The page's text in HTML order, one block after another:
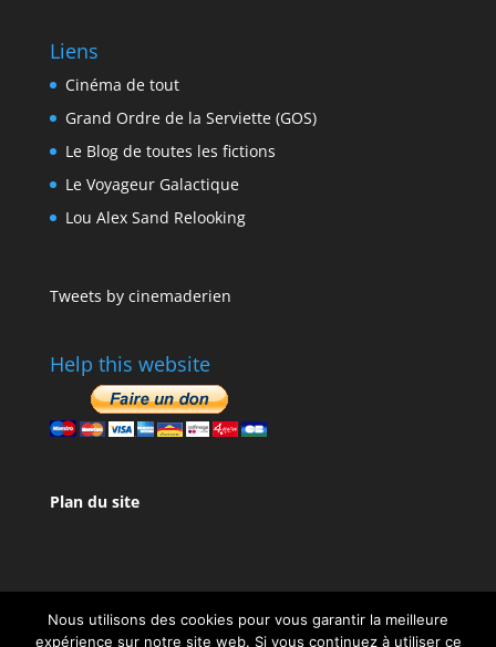
Liens
Cinéma de tout
Grand Ordre de la Serviette (GOS)
Le Blog de toutes les fictions
Le Voyageur Galactique
Lou Alex Sand Relooking
Tweets by cinemaderien
Help this website
Plan du site
Nous utilisons des cookies pour vous garantir la meilleure
expérience sur notre site web. Si vous continuez à utiliser ce